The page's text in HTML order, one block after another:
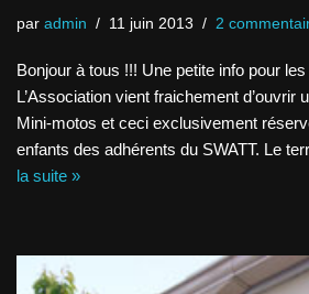
par admin 11 juin 2013 2
Bonjour à tous !!! Une petite info pour
L’Association vient fraichement d’ouvrir
Mini-motos et ceci exclusivement
enfants des adhérents du SWATT. Le
la suite »